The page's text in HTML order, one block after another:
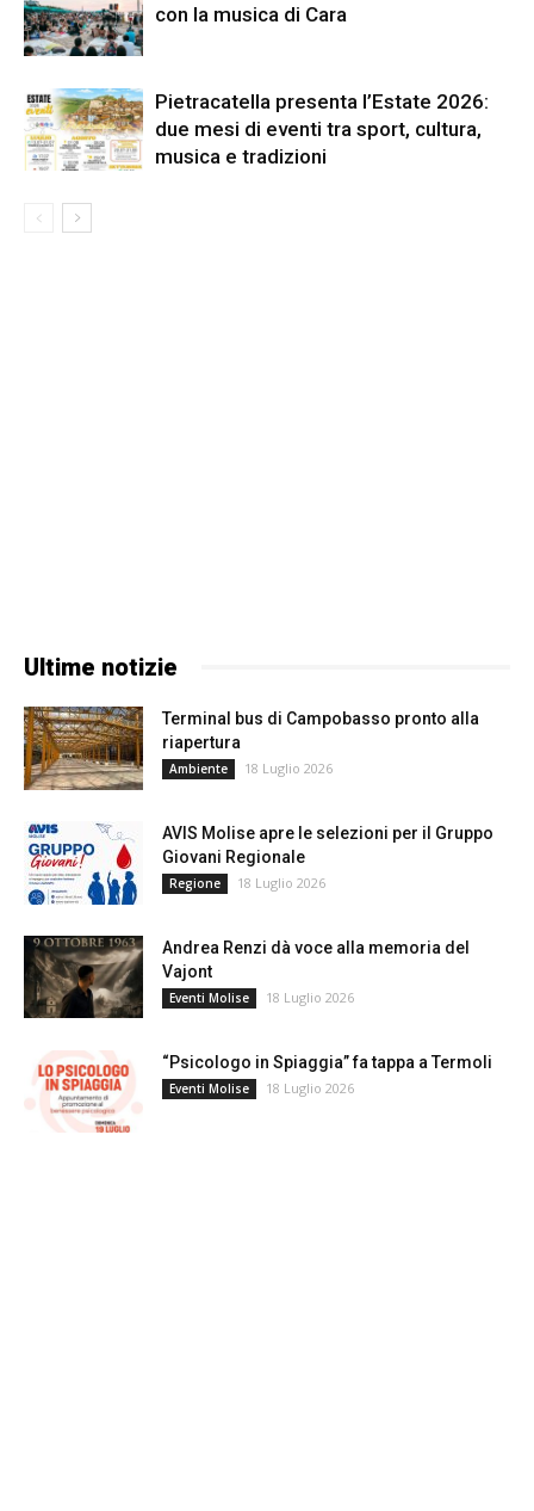
con la musica di Cara
Pietracatella presenta l’Estate 2026:
due mesi di eventi tra sport, cultura,
musica e tradizioni
Ultime notizie
Terminal bus di Campobasso pronto alla
riapertura
Ambiente 18 Luglio 2026
AVIS Molise apre le selezioni per il Gruppo
Giovani Regionale
Regione 18 Luglio 2026
Andrea Renzi dà voce alla memoria del
Vajont
Eventi Molise 18 Luglio 2026
“Psicologo in Spiaggia” fa tappa a Termoli
Eventi Molise 18 Luglio 2026